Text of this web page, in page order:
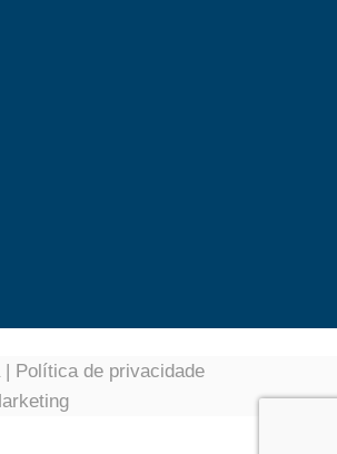
|
Política de privacidade